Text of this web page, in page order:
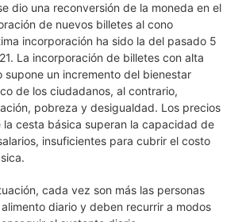
dio una reconversión de la moneda en el
de nuevos billetes al cono
incorporación ha sido la del pasado 5
La incorporación de billetes con alta
supone un incremento del bienestar
de los ciudadanos, al contrario,
pobreza y desigualdad. Los precios
cesta básica superan la capacidad de
insuficientes para cubrir el costo
cada vez son más las personas
diario y deben recurrir a modos